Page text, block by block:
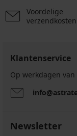
GRATIS
GRATISVoordelige
verzendkosten
Klantenservice
Op werkdagen
Newsletter